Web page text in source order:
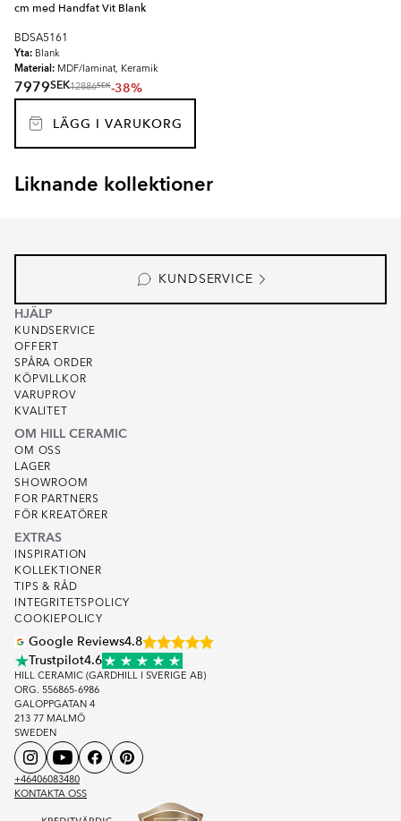
cm med Handfat Vit Blank
BDSA5161
Yta: Blank
Material: MDF/laminat, Keramik
7979SEK12886SEK-38%
LÄGG I VARUKORG
Liknande kollektioner
EKSKÄR TOPS
KUNDSERVICE
HJÄLP
KUNDSERVICE
OFFERT
SPÅRA ORDER
KÖPVILLKOR
VARUPROV
KVALITET
OM HILL CERAMIC
OM OSS
LAGER
SHOWROOM
FOR PARTNERS
FÖR KREATÖRER
EXTRAS
INSPIRATION
KOLLEKTIONER
TIPS & RÅD
INTEGRITETSPOLICY
COOKIEPOLICY
Google Reviews4.8
Trustpilot4.6
HILL CERAMIC (GARDHILL I SVERIGE AB)
ORG. 556865-6986
GALOPPGATAN 4
213 77 MALMÖ
SWEDEN
+46406083480
KONTAKTA OSS